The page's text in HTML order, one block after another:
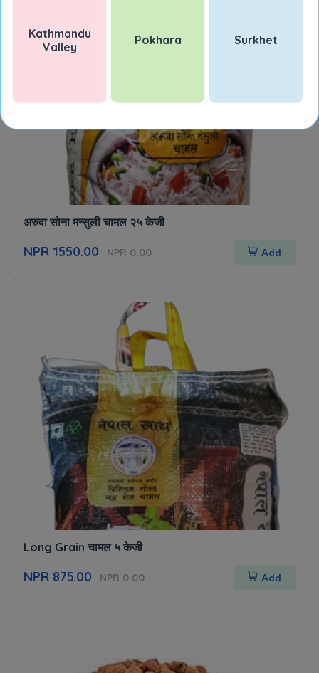
अरुवा सोना मन्सुली चामल २५ केजी
NPR 1550.00 NPR 0.00 Add
Long Grain चामल ५ केजी
NPR 875.00 NPR 0.00 Add
Kathmandu
Valley
Pokhara Surkhet